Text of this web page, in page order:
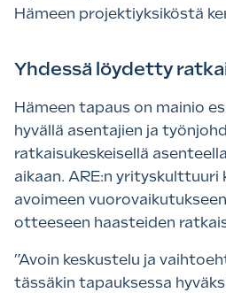
Hämeen projektiyksiköstä
Yhdessä löydetty
Hämeen tapaus on mainio
hyvällä asentajien ja
ratkaisukeskeisellä
aikaan. ARE:n yrityskulttuuri
avoimeen
otteeseen haasteiden
”Avoin keskustelu ja
tässäkin tapauksessa